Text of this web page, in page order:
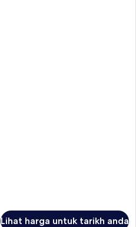
Lihat harga untuk tarikh anda